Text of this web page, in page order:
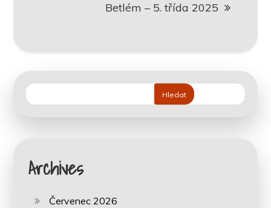
Betlém – 5. třída 2025
Hledat
Archives
Červenec 2026